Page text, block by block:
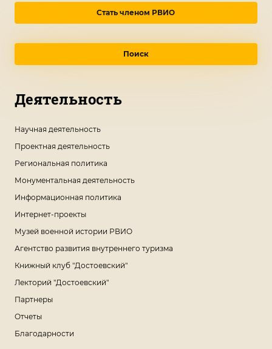
Стать членом РВИО
Поиск
Деятельность
Научная деятельность
Проектная деятельность
Региональная политика
Монументальная деятельность
Информационная политика
Интернет-проекты
Музей военной истории РВИО
Агентство развития внутреннего туризма
Книжный клуб "Достоевский"
Лекторий "Достоевский"
Партнеры
Отчеты
Благодарности